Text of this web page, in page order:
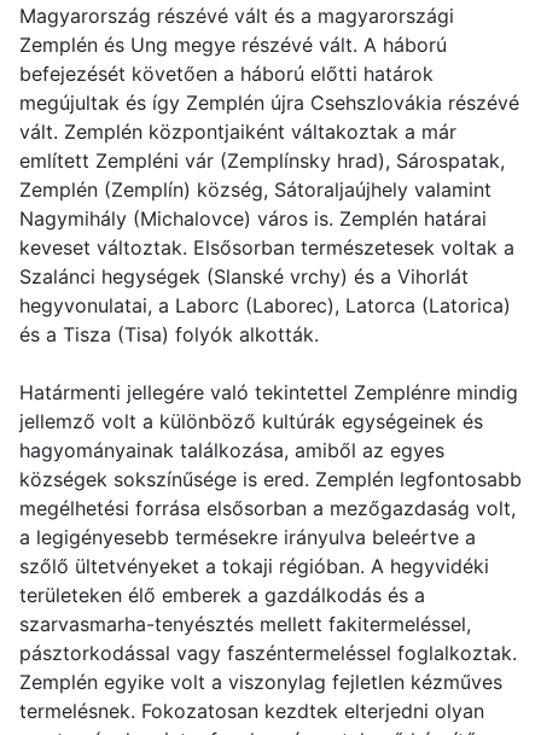
Magyarország részévé vált és a magyarországi
Zemplén és Ung megye részévé vált. A háború
befejezését követően a háború előtti határok
megújultak és így Zemplén újra Csehszlovákia részévé
vált. Zemplén központjaiként váltakoztak a már
említett Zempléni vár (Zemplínsky hrad), Sárospatak,
Zemplén (Zemplín) község, Sátoraljaújhely valamint
Nagymihály (Michalovce) város is. Zemplén határai
keveset változtak. Elsősorban természetesek voltak a
Szalánci hegységek (Slanské vrchy) és a Vihorlát
hegyvonulatai, a Laborc (Laborec), Latorca (Latorica)
és a Tisza (Tisa) folyók alkották.
Határmenti jellegére való tekintettel Zemplénre mindig
jellemző volt a különböző kultúrák egységeinek és
hagyományainak találkozása, amiből az egyes
községek sokszínűsége is ered. Zemplén legfontosabb
megélhetési forrása elsősorban a mezőgazdaság volt,
a legigényesebb termésekre irányulva beleértve a
szőlő ültetvényeket a tokaji régióban. A hegyvidéki
területeken élő emberek a gazdálkodás és a
szarvasmarha-tenyésztés mellett fakitermeléssel,
pásztorkodással vagy faszéntermeléssel foglalkoztak.
Zemplén egyike volt a viszonylag fejletlen kézműves
termelésnek. Fokozatosan kezdtek elterjedni olyan